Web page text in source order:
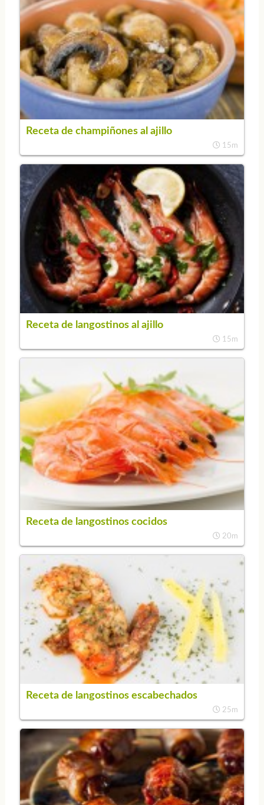
Receta de champiñones al ajillo
15m
Receta de langostinos al ajillo
15m
Receta de langostinos cocidos
20m
Receta de langostinos escabechados
25m